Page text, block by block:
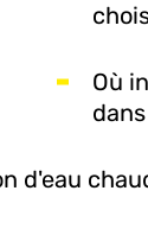
Où
d'eau